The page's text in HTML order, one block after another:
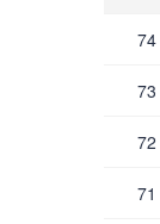
74
73
72
71